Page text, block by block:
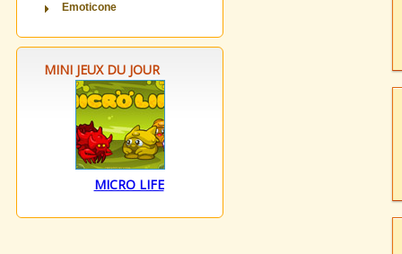
Emoticone
MINI JEUX DU JOUR
MICRO LIFE